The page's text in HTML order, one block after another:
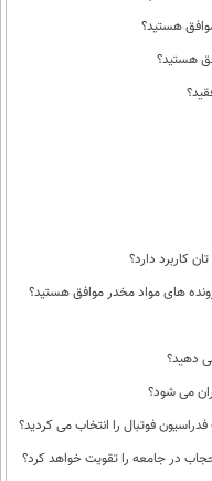
هستید؟
هستید؟
کاربرد دارد؟
های مواد مخدر موافق هستید؟
دهید؟
می شود؟
فوتبال را انتخاب می کردید؟
در جامعه را تقویت خواهد کرد؟